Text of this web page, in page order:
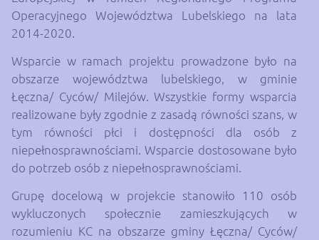
Operacyjnego Województwa Lubelskiego na lata
2014-2020.
Wsparcie w ramach projektu prowadzone było na
obszarze województwa lubelskiego, w gminie
Łęczna/ Cyców/ Milejów. Wszystkie formy wsparcia
realizowane były zgodnie z zasadą równości szans, w
tym równości płci i dostępności dla osób z
niepełnosprawnościami. Wsparcie dostosowane było
do potrzeb osób z niepełnosprawnościami.
Grupę docelową w projekcie stanowiło 110 osób
wykluczonych społecznie zamieszkujących w
rozumieniu KC na obszarze gminy Łęczna/ Cyców/